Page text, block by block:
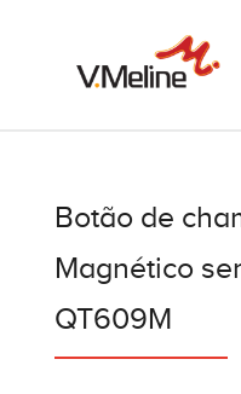
Botão de
Magnético
QT609M